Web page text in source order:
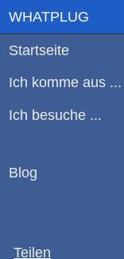
WHATPLUG
Startseite
Ich komme aus ...
Ich besuche ...
Blog
Teilen